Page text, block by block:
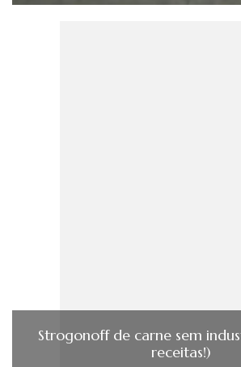
Strogonoff de carne sem
receitas!)